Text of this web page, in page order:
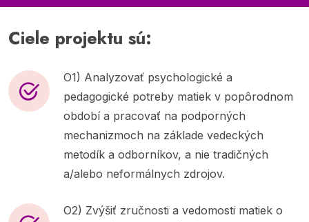
Ciele projektu sú:
O1) Analyzovať psychologické a
pedagogické potreby matiek v popôrodnom
období a pracovať na podporných
mechanizmoch na základe vedeckých
metodík a odborníkov, a nie tradičných
a/alebo neformálnych zdrojov.
O2) Zvýšiť zručnosti a vedomosti matiek o